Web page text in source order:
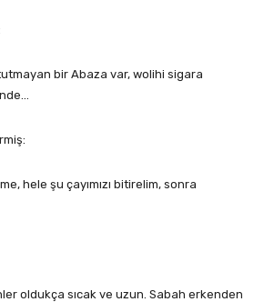
bir Abaza var, wolihi sigara
hele şu çayımızı bitirelim, sonra
oldukça sıcak ve uzun. Sabah erkenden